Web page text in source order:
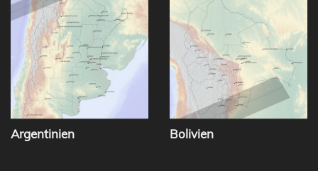
Argentinien Bolivien